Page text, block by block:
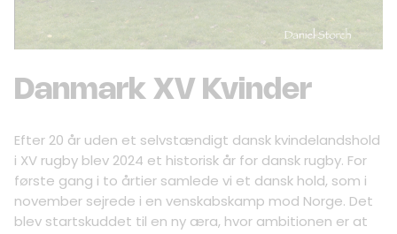
Danmark XV Kvinder
Efter 20 år uden et selvstændigt dansk kvindelandshold
i XV rugby blev 2024 et historisk år for dansk rugby. For
første gang i to årtier samlede vi et dansk hold, som i
november sejrede i en venskabskamp mod Norge. Det
blev startskuddet til en ny æra, hvor ambitionen er at